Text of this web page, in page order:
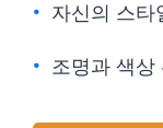
자신의 스타
조명과 색상